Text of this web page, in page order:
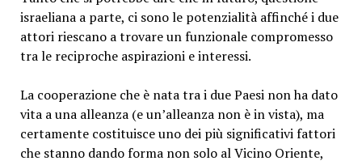
israeliana a parte, ci sono le potenzialità affinché i due
attori riescano a trovare un funzionale compromesso
tra le reciproche aspirazioni e interessi.
La cooperazione che è nata tra i due Paesi non ha dato
vita a una alleanza (e un’alleanza non è in vista), ma
certamente costituisce uno dei più significativi fattori
che stanno dando forma non solo al Vicino Oriente,